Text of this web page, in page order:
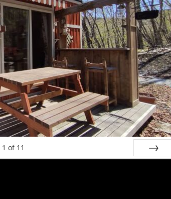
1 of 11